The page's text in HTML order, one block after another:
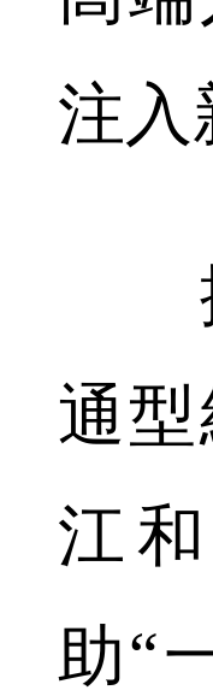
注入
據
通
江
助“